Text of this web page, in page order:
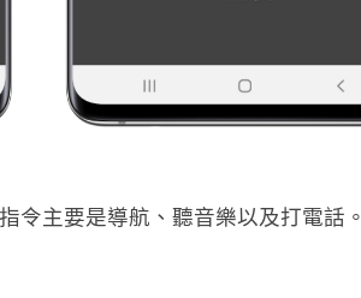
令主要是導航、聽音樂以及打電話。